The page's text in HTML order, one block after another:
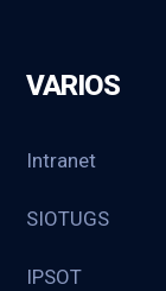
VARIOS
Intranet
SIOTUGS
IPSOT